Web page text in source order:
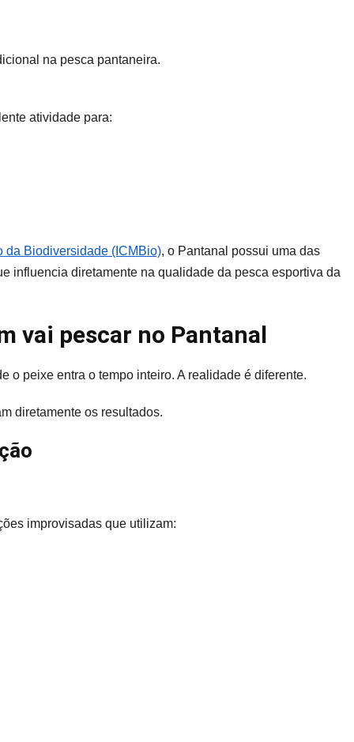
na pesca pantaneira.
atividade para:
da Biodiversidade (ICMBio), o Pantanal possui uma das
influencia diretamente na qualidade da pesca esportiva da
vai pescar no Pantanal
o peixe entra o tempo inteiro. A realidade é diferente.
diretamente os resultados.
improvisadas que utilizam: